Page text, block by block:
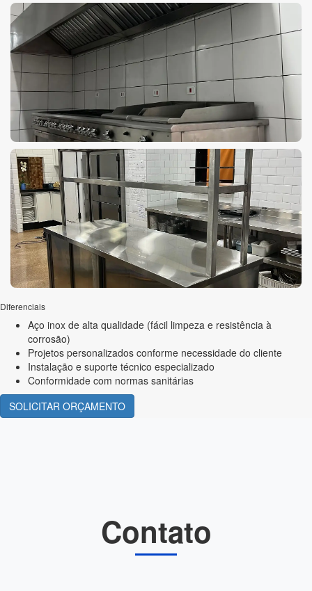
Diferenciais
Aço inox de alta qualidade (fácil limpeza e resistência à
corrosão)
Projetos personalizados conforme necessidade do cliente
Instalação e suporte técnico especializado
Conformidade com normas sanitárias
SOLICITAR ORÇAMENTO
Contato